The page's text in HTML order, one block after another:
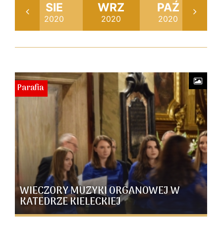
SIE
2020
WRZ
2020
PAŹ
2020
WIECZORY MUZYKI ORGANOWEJ W
KATEDRZE KIELECKIEJ
Parafia